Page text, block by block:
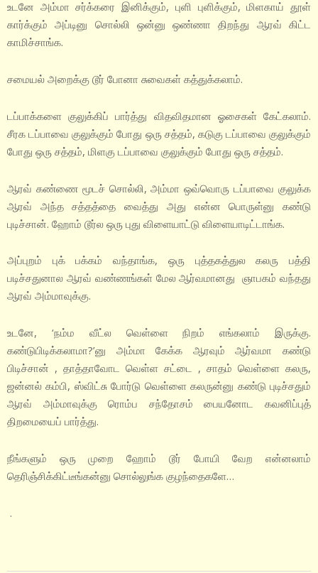
உடனே அம்மா சர்க்கரை இனிக்கும், புளி புளிக்கும், மிளகாய் தூள்
கார்க்கும் அப்டினு சொல்லி ஒன்னு ஒண்ணா திறந்து ஆரவ் கிட்ட
காமிச்சாங்க.
சமையல் அறைக்கு டூர் போனா சுவைகள் கத்துக்கலாம்.
டப்பாக்களை குலுக்கிப் பார்த்து விதவிதமான ஓசைகள் கேட்கலாம்.
சீரக டப்பாவை குலுக்கும் போது ஒரு சத்தம், கடுகு டப்பாவை குலுக்கும்
போது ஒரு சத்தம், மிளகு டப்பாவை குலுக்கும் போது ஒரு சத்தம்.
ஆரவ் கண்ணை மூடச் சொல்லி, அம்மா ஒவ்வொரு டப்பாவை குலுக்க
ஆரவ் அந்த சத்தத்தை வைத்து அது என்ன பொருள்னு கண்டு
புடிச்சான். ஹோம் டூர்ல ஒரு புது விளையாட்டு விளையாடிட்டாங்க.
அப்புறம் புக் பக்கம் வந்தாங்க, ஒரு புத்தகத்துல கலரு பத்தி
படிச்சதுனால ஆரவ் வண்ணங்கள் மேல ஆர்வமானது ஞாபகம் வந்தது
ஆரவ் அம்மாவுக்கு.
உடனே, ‘நம்ம வீட்ல வெள்ளை நிறம் எங்கலாம் இருக்கு.
கண்டுபிடிக்கலாமா?’னு அம்மா கேக்க ஆரவும் ஆர்வமா கண்டு
பிடிச்சான் , தாத்தாவோட வெள்ள சட்டை , சாதம் வெள்ளை கலரு,
ஜன்னல் கம்பி, ஸ்விட்சு போர்டு வெள்ளை கலருன்னு கண்டு புடிச்சதும்
ஆரவ் அம்மாவுக்கு ரொம்ப சந்தோசம் பையனோட கவனிப்புத்
திறமையைப் பார்த்து.
நீங்களும் ஒரு முறை ஹோம் டூர் போயி வேற என்னலாம்
தெரிஞ்சிக்கிட்டீங்கன்னு சொல்லுங்க குழந்தைகளே…
.